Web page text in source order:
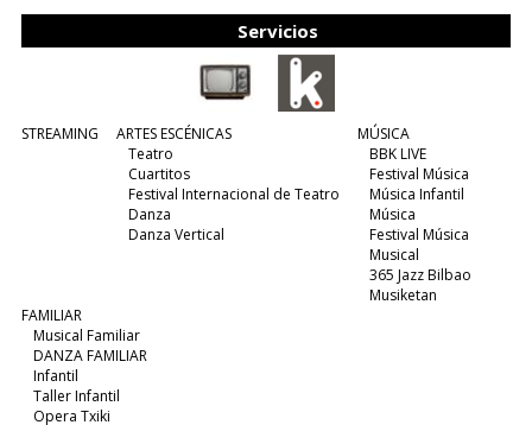
Servicios
STREAMING
ARTES ESCÉNICAS
Teatro
Cuartitos
Festival Internacional de Teatro
Danza
Danza Vertical
MÚSICA
BBK LIVE
Festival Música
Música Infantil
Música
Festival Música
Musical
365 Jazz Bilbao
Musiketan
FAMILIAR
Musical Familiar
DANZA FAMILIAR
Infantil
Taller Infantil
Opera Txiki